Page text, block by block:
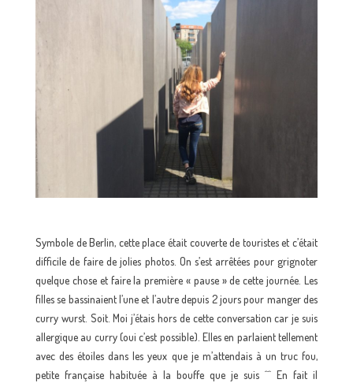
Symbole de Berlin, cette place était couverte de touristes et c’était
difficile de faire de jolies photos. On s’est arrêtées pour grignoter
quelque chose et faire la première « pause » de cette journée. Les
filles se bassinaient l’une et l’autre depuis 2 jours pour manger des
curry wurst. Soit. Moi j’étais hors de cette conversation car je suis
allergique au curry (oui c’est possible). Elles en parlaient tellement
avec des étoiles dans les yeux que je m’attendais à un truc fou,
petite française habituée à la bouffe que je suis ^^ En fait il